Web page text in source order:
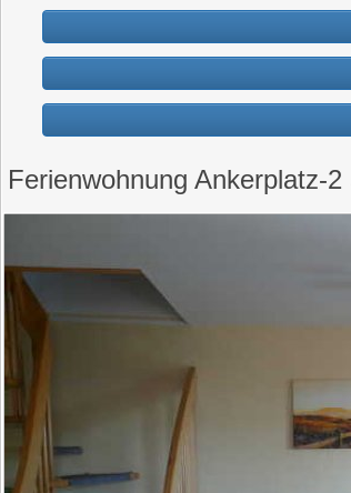
Ferienwohnung Ankerplatz-